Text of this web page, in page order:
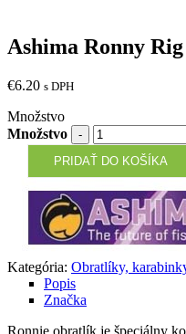
Ashima Ronny
€6.20 s DPH
Množstvo
Množstvo
PRIDAŤ DO KOŠÍKA
Kategória: Obratlíky,
Popis
Značka
Ronnie obratlík je špeciálny